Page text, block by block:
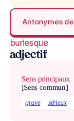
Antonymes de
burlesque
adjectif
Sens principaux
[Sens commun]
grave sérieux